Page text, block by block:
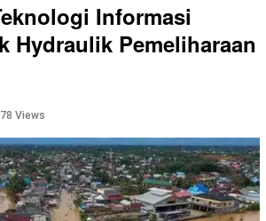
Informasi
Hydraulik Pemeliharaan
Views